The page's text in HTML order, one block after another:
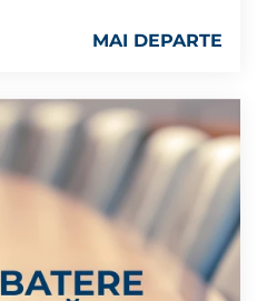
MAI DEPARTE